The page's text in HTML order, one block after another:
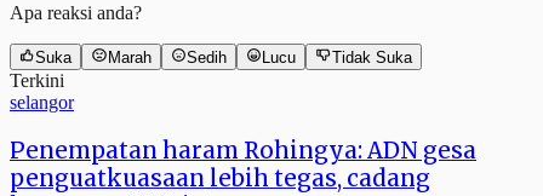
Apa reaksi anda?
Suka Marah Sedih Lucu Tidak Suka
Terkini
selangor
Penempatan haram Rohingya: ADN gesa
penguatkuasaan lebih tegas, cadang